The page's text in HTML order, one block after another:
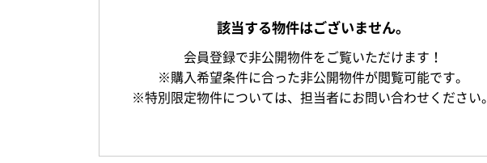
該当する物件はございません。
会員登録で非公開物件をご覧いただけます！
※購入希望条件に合った非公開物件が閲覧可能です。
※特別限定物件については、担当者にお問い合わせください。